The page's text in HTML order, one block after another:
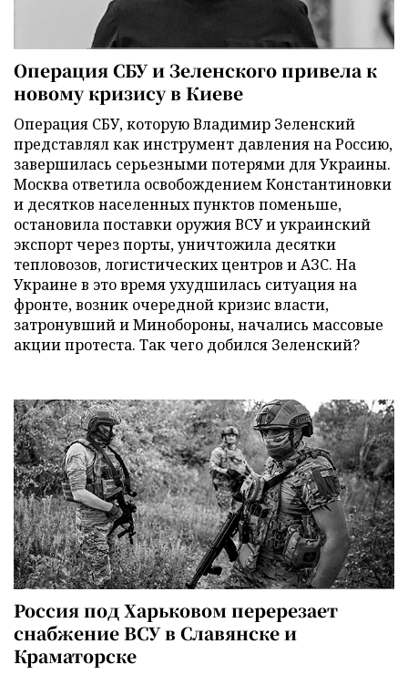
Операция СБУ и Зеленского привела к
новому кризису в Киеве
Операция СБУ, которую Владимир Зеленский
представлял как инструмент давления на Россию,
завершилась серьезными потерями для Украины.
Москва ответила освобождением Константиновки
и десятков населенных пунктов поменьше,
остановила поставки оружия ВСУ и украинский
экспорт через порты, уничтожила десятки
тепловозов, логистических центров и АЗС. На
Украине в это время ухудшилась ситуация на
фронте, возник очередной кризис власти,
затронувший и Минобороны, начались массовые
акции протеста. Так чего добился Зеленский?
Россия под Харьковом перерезает
снабжение ВСУ в Славянске и
Краматорске